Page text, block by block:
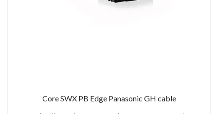
Core SWX PB Edge Panasonic GH cable